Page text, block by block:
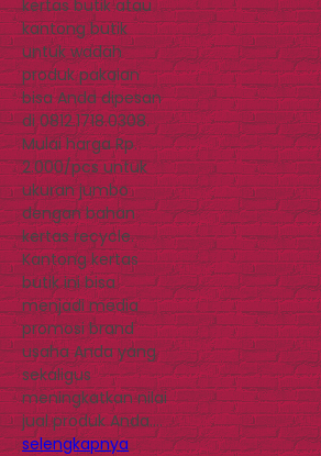
kertas butik atau
kantong butik
untuk wadah
produk pakaian
bisa Anda dipesan
di 0812.1718.0308.
Mulai harga Rp.
2.000/pcs untuk
ukuran jumbo
dengan bahan
kertas recycle.
Kantong kertas
butik ini bisa
menjadi media
promosi brand
usaha Anda yang
sekaligus
meningkatkan nilai
jual produk Anda….
selengkapnya